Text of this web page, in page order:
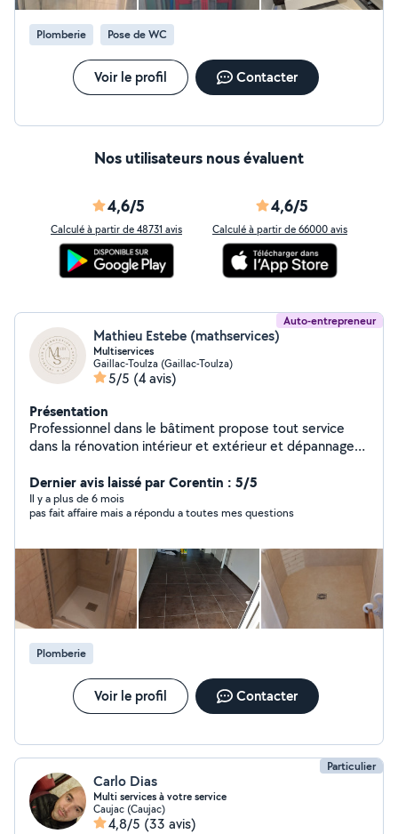
Plomberie Pose de WC
Voir le profil Contacter
Nos utilisateurs nous évaluent
4,6/5
Calculé à partir de 48731 avis
4,6/5
Calculé à partir de 66000 avis
Auto-entrepreneur
Mathieu Estebe (mathservices)
Multiservices
Gaillac-Toulza (Gaillac-Toulza)
5/5 (4 avis)
Présentation
Professionnel dans le bâtiment propose tout service
dans la rénovation intérieur et extérieur et dépannage
Dernier avis laissé par Corentin : 5/5
Il y a plus de 6 mois
pas fait affaire mais a répondu a toutes mes questions
Plomberie
Voir le profil Contacter
Particulier
Carlo Dias
Multi services à votre service
Caujac (Caujac)
4,8/5 (33 avis)